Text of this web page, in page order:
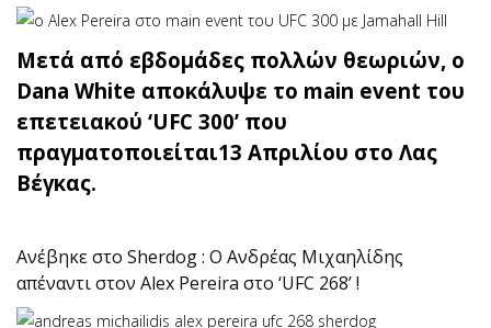
Μετά από εβδομάδες πολλών θεωριών, ο
Dana White αποκάλυψε το main event του
επετειακού ‘UFC 300’ που
πραγματοποιείται13 Απριλίου στο Λας
Βέγκας.
Ανέβηκε στο Sherdog : Ο Ανδρέας Μιχαηλίδης
απέναντι στον Alex Pereira στο ‘UFC 268’ !